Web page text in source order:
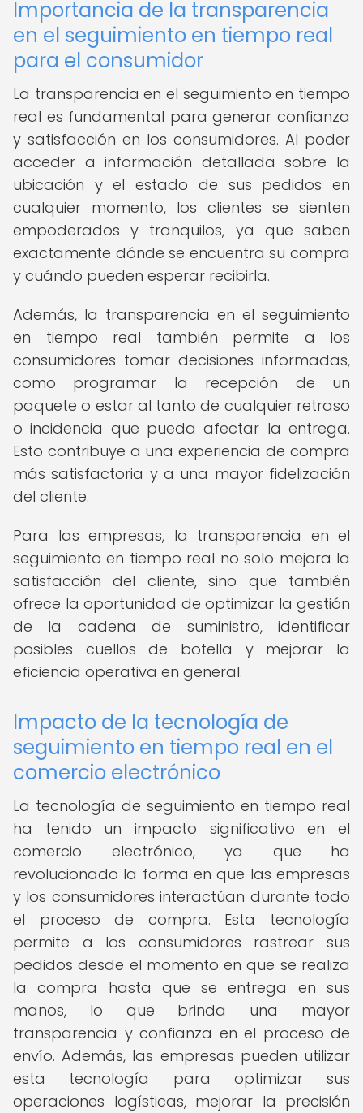
Importancia de la transparencia
en el seguimiento en tiempo real
para el consumidor
La transparencia en el seguimiento en tiempo
real es fundamental para generar confianza
y satisfacción en los consumidores. Al poder
acceder a información detallada sobre la
ubicación y el estado de sus pedidos en
cualquier momento, los clientes se sienten
empoderados y tranquilos, ya que saben
exactamente dónde se encuentra su compra
y cuándo pueden esperar recibirla.
Además, la transparencia en el seguimiento
en tiempo real también permite a los
consumidores tomar decisiones informadas,
como programar la recepción de un
paquete o estar al tanto de cualquier retraso
o incidencia que pueda afectar la entrega.
Esto contribuye a una experiencia de compra
más satisfactoria y a una mayor fidelización
del cliente.
Para las empresas, la transparencia en el
seguimiento en tiempo real no solo mejora la
satisfacción del cliente, sino que también
ofrece la oportunidad de optimizar la gestión
de la cadena de suministro, identificar
posibles cuellos de botella y mejorar la
eficiencia operativa en general.
Impacto de la tecnología de
seguimiento en tiempo real en el
comercio electrónico
La tecnología de seguimiento en tiempo real
ha tenido un impacto significativo en el
comercio electrónico, ya que ha
revolucionado la forma en que las empresas
y los consumidores interactúan durante todo
el proceso de compra. Esta tecnología
permite a los consumidores rastrear sus
pedidos desde el momento en que se realiza
la compra hasta que se entrega en sus
manos, lo que brinda una mayor
transparencia y confianza en el proceso de
envío. Además, las empresas pueden utilizar
esta tecnología para optimizar sus
operaciones logísticas, mejorar la precisión